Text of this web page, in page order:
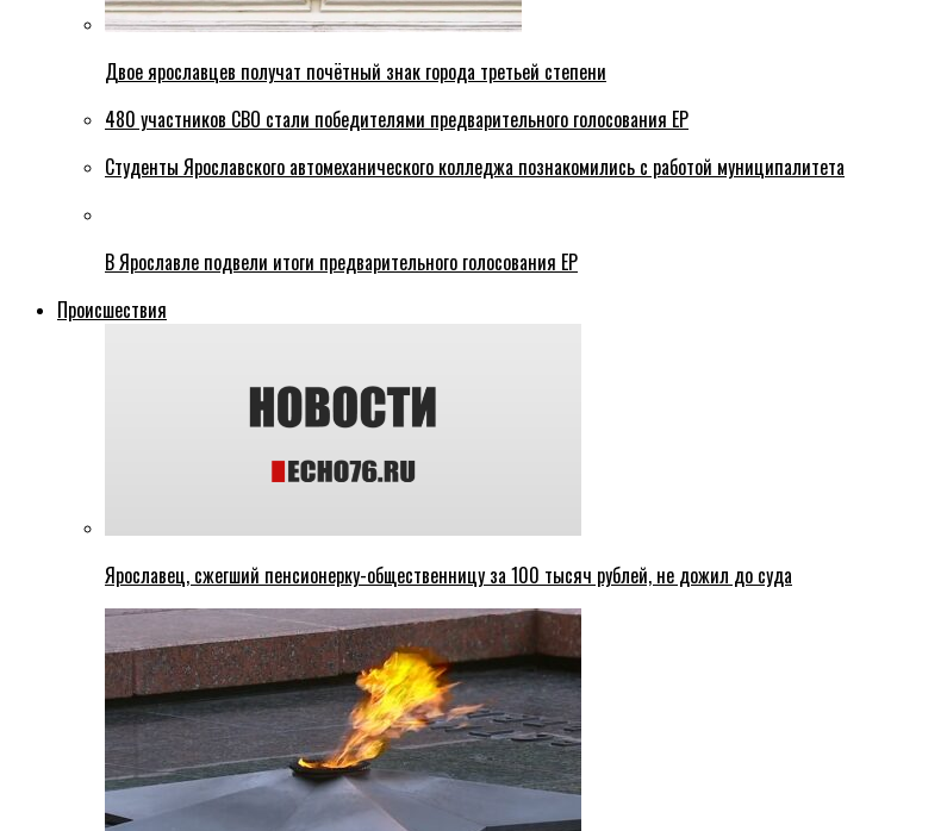
Двое ярославцев получат почётный знак города третьей степени
480 участников СВО стали победителями предварительного голосования ЕР
Студенты Ярославского автомеханического колледжа познакомились с работой муниципалитета
В Ярославле подвели итоги предварительного голосования ЕР
Происшествия
Ярославец, сжегший пенсионерку-общественницу за 100 тысяч рублей, не дожил до суда